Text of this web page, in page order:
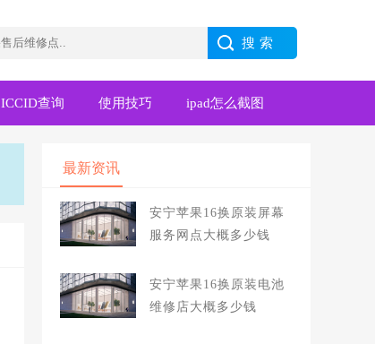
ICCID查询 使用技巧 ipad怎么截图
最新资讯
安宁苹果16换原装屏幕
服务网点大概多少钱
安宁苹果16换原装电池
维修店大概多少钱